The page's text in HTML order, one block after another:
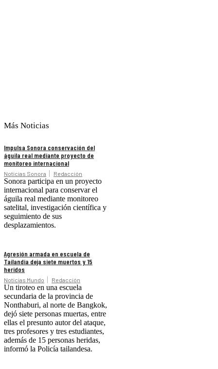
Más Noticias
Impulsa Sonora conservación del
águila real mediante proyecto de
monitoreo internacional
Noticias Sonora Redacción
Sonora participa en un proyecto
internacional para conservar el
águila real mediante monitoreo
satelital, investigación científica y
seguimiento de sus
desplazamientos.
Agresión armada en escuela de
Tailandia deja siete muertos y 15
heridos
Noticias Mundo Redacción
Un tiroteo en una escuela
secundaria de la provincia de
Nonthaburi, al norte de Bangkok,
dejó siete personas muertas, entre
ellas el presunto autor del ataque,
tres profesores y tres estudiantes,
además de 15 personas heridas,
informó la Policía tailandesa.